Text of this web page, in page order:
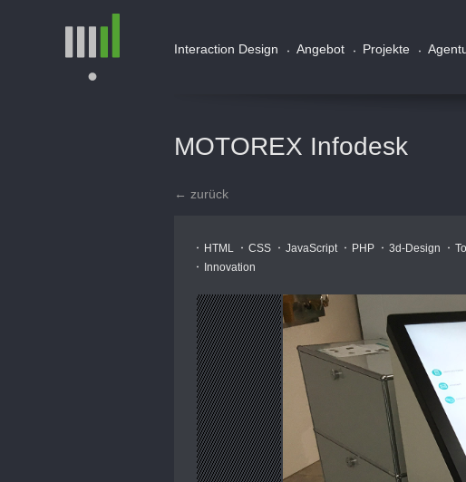
Interaction Design Angebot Projekte
MOTOREX Infodesk
← zurück
HTML CSS JavaScript PHP 3d-Design
Innovation